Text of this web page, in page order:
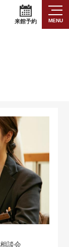
来館予約 MENU
談会